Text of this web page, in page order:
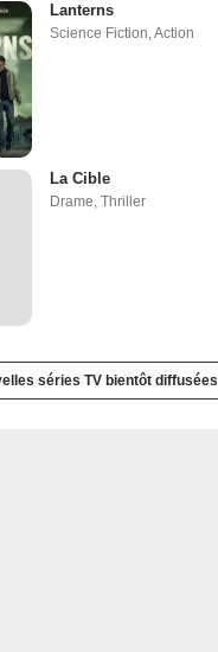
Lanterns
Science Fiction,Action
La Cible
Drame, Thriller
séries TV bientôt diffusées